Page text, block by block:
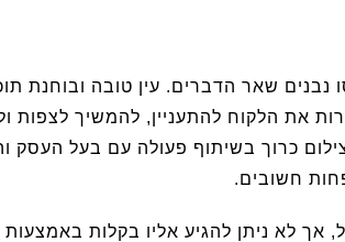
שאר הדברים. עין טובה ובוחנת
את הלקוח להתעניין, להמשיך לצפות
כרוך בשיתוף פעולה עם בעל העסק
חשובים.
לא ניתן להגיע אליו בקלות באמצעות